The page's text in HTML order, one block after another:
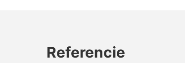
Referencie